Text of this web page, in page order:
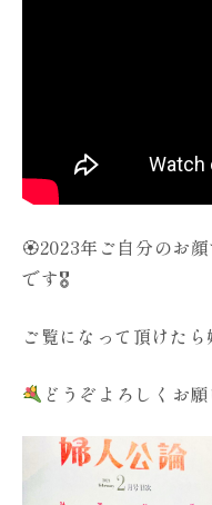
🏵2023年ご自分のお
です🎖
ご覧になって頂けた
どうぞよろしくお